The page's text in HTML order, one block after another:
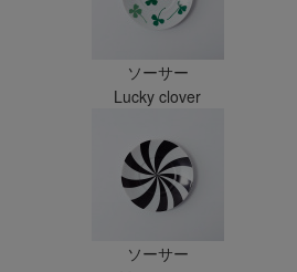
ソーサー
Lucky clover
ソーサー